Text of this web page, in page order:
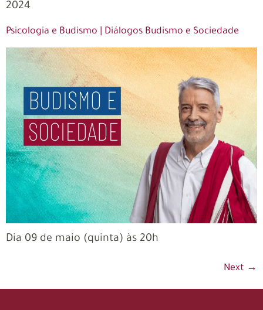
2024
Psicologia e Budismo | Diálogos Budismo e Sociedade
Dia 09 de maio (quinta) às 20h
Next →